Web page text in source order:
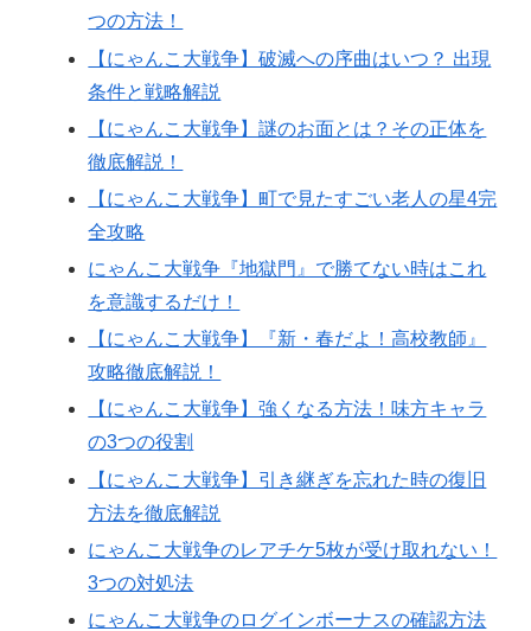
つの方法！
【にゃんこ大戦争】破滅への序曲はいつ？ 出現
条件と戦略解説
【にゃんこ大戦争】謎のお面とは？その正体を
徹底解説！
【にゃんこ大戦争】町で見たすごい老人の星4完
全攻略
にゃんこ大戦争『地獄門』で勝てない時はこれ
を意識するだけ！
【にゃんこ大戦争】『新・春だよ！高校教師』
攻略徹底解説！
【にゃんこ大戦争】強くなる方法！味方キャラ
の3つの役割
【にゃんこ大戦争】引き継ぎを忘れた時の復旧
方法を徹底解説
にゃんこ大戦争のレアチケ5枚が受け取れない！
3つの対処法
にゃんこ大戦争のログインボーナスの確認方法